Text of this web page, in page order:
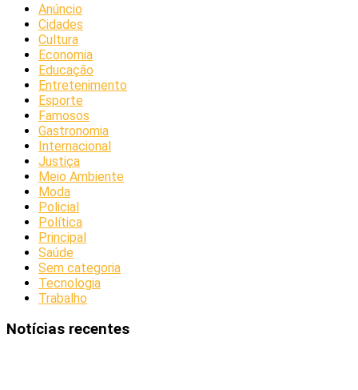
Anúncio
Cidades
Cultura
Economia
Educação
Entretenimento
Esporte
Famosos
Gastronomia
Internacional
Justiça
Meio Ambiente
Moda
Policial
Política
Principal
Saúde
Sem categoria
Tecnologia
Trabalho
Notícias recentes